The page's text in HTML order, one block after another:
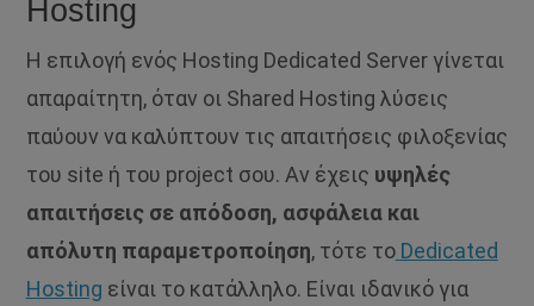
Hosting
Η επιλογή ενός Hosting Dedicated Server γίνεται
απαραίτητη, όταν οι Shared Hosting λύσεις
παύουν να καλύπτουν τις απαιτήσεις φιλοξενίας
του site ή του project σου. Αν έχεις υψηλές
απαιτήσεις σε απόδοση, ασφάλεια και
απόλυτη παραμετροποίηση, τότε το Dedicated
Hosting είναι το κατάλληλο. Είναι ιδανικό για